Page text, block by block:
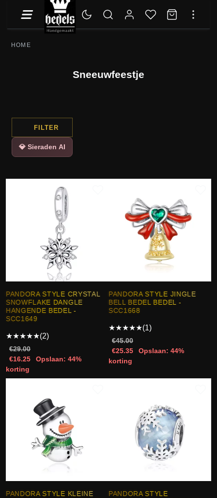
HOME
Sneeuwfeestje
FILTER
💎 Sieraden AI
PANDORA STYLE CRYSTAL
SNOWFLAKE DANGLE
HANGENDE BEDEL -
SCC1649
★★★★★(2)
€29.00
€16.25
Opslaan: 44%
korting
PANDORA STYLE JINGLE
BELL BEDEL BEDEL -
SCC1668
★★★★★(1)
€45.00
€25.35
Opslaan: 44%
korting
PANDORA STYLE KLEINE
PANDORA STYLE